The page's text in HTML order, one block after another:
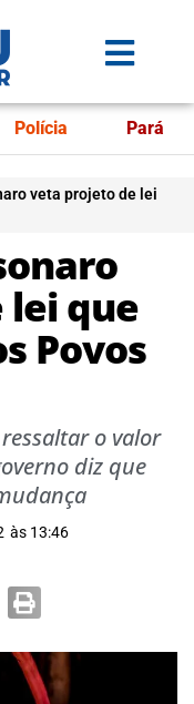
Polícia Pará
veta projeto de lei
que
Povos
o valor
diz que
às 13:46